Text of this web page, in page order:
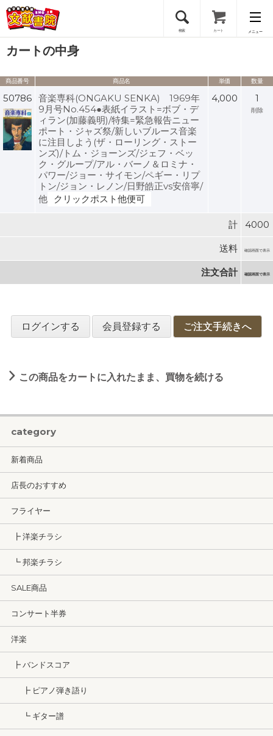
検索 カート メニュー
会員登録
ログイン
カートの中身
商品番号 商品名 単価 数量
50786 音楽専科(ONGAKU SENKA) 1969年
9月号No.454●表紙イラスト=ボブ・デ
ィラン(加藤義明)/特集=緊急報告ニュー
ポート・ジャズ祭/新しいブルース音楽
に注目しよう(ザ・ローリング・ストー
ンズ)/トム・ジョーンズ/ジェフ・ベッ
ク・グループ/アル・バーノ＆ロミナ・
パワー/ジョー・サイモン/ペギー・リプ
トン/ジョン・レノン/日野皓正vs安倍寧/
他
クリックポスト他便可
4,000 1
削除
計 4000
送料 確認画面で表示
注文合計 確認画面で表示
ログインする 会員登録する ご注文手続きへ
この商品をカートに入れたまま、買物を続ける
category
新着商品
店長のおすすめ
フライヤー
┣ 洋楽チラシ
┗ 邦楽チラシ
SALE商品
コンサート半券
洋楽
┣ バンドスコア
┣ ピアノ弾き語り
┗ ギター譜